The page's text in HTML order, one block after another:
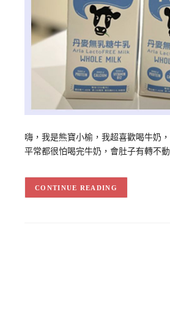
嗨，我是熊寶小榆，我超喜歡喝牛奶
平常都很怕喝完牛奶，會肚子有轉不
CONTINUE READING